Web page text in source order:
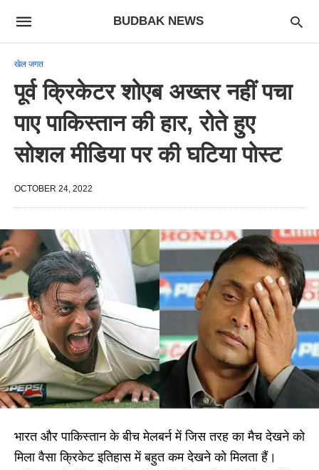
BUDBAK NEWS
खेल जगत
पूर्व क्रिकेटर शोएब अख्तर नहीं पचा
पाए पाकिस्तान की हार, रोते हुए
सोशल मीडिया पर की घटिया पोस्ट
OCTOBER 24, 2022
भारत और पाकिस्तान के बीच मेलबर्न में जिस तरह का मैच देखने को
मिला वैसा क्रिकेट इतिहास में बहुत कम देखने को मिलता हैं।